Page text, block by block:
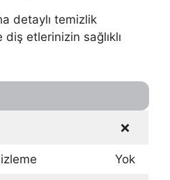
detaylı temizlik
etlerinizin sağlıklı
❌
Yok